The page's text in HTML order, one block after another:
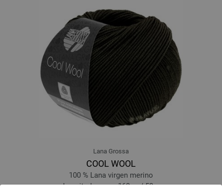
Lana Grossa
COOL WOOL
100 % Lana virgen merino
Longitud: aprox. 160 m / 50 g